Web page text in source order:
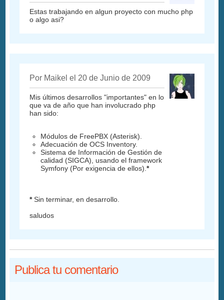
Estas trabajando en algun proyecto con mucho php
o algo asi?
Por Maikel el 20 de Junio de 2009
Mis últimos desarrollos "importantes" en lo
que va de año que han involucrado php
han sido:
Módulos de FreePBX (Asterisk).
Adecuación de OCS Inventory.
Sistema de Información de Gestión de
calidad (SIGCA), usando el framework
Symfony (Por exigencia de ellos). *
*Sin terminar, en desarrollo.
saludos
Publica tu comentario